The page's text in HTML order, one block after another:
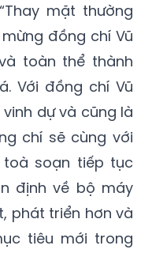
mặt thường
mừng đồng chí Vũ
toàn thể thành
Với đồng chí Vũ
dự và cũng là
chí sẽ cùng với
soạn tiếp tục
định về bộ máy
phát triển hơn và
tiêu mới trong